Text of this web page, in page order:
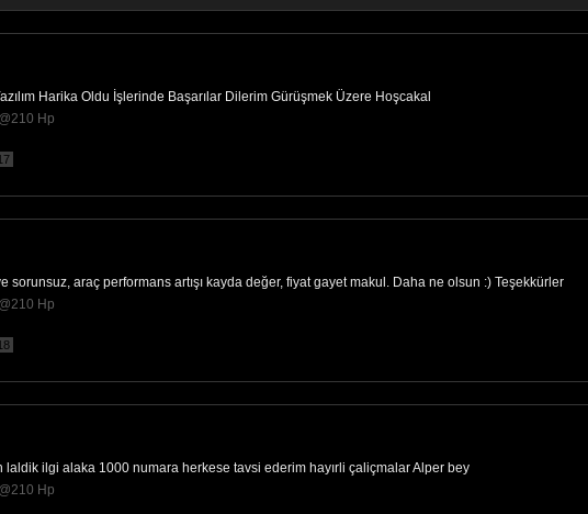
Harika Oldu İşlerinde Başarılar Dilerim Gürüşmek Üzere Hoşcakal
Hp
sorunsuz, araç performans artışı kayda değer, fiyat gayet makul. Daha ne olsun :) Teşekkürler
Hp
laldik ilgi alaka 1000 numara herkese tavsi ederim hayırli çaliçmalar Alper bey
Hp